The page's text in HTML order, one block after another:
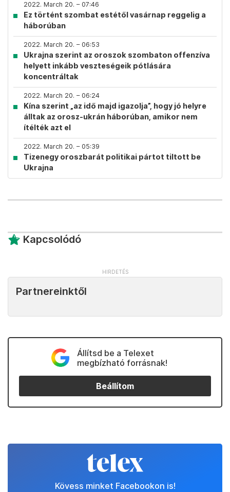
2022. March 20. – 07:46
Ez történt szombat estétől vasárnap reggelig a
háborúban
2022. March 20. – 06:53
Ukrajna szerint az oroszok szombaton offenzíva
helyett inkább veszteségeik pótlására
koncentráltak
2022. March 20. – 06:24
Kína szerint „az idő majd igazolja”, hogy jó helyre
álltak az orosz-ukrán háborúban, amikor nem
ítélték azt el
2022. March 20. – 05:39
Tizenegy oroszbarát politikai pártot tiltott be
Ukrajna
Kapcsolódó
Partnereinktől
Állítsd be a Telexet
megbízható forrásnak!
Beállítom
Kövess minket Facebookon is!